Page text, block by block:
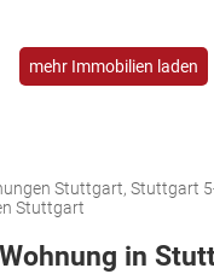
mehr Immobilien laden
Stuttgart, Stuttgart
Stuttgart
in